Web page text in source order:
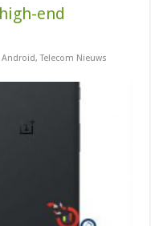
end
Android,Telecom Nieuws